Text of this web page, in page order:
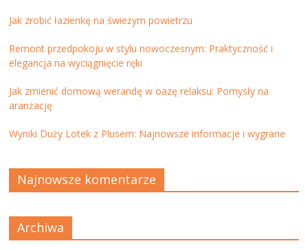
Jak zrobić łazienkę na świeżym powietrzu
Remont przedpokoju w stylu nowoczesnym: Praktyczność i
elegancja na wyciągnięcie ręki
Jak zmienić domową werandę w oazę relaksu: Pomysły na
aranżację
Wyniki Duży Lotek z Plusem: Najnowsze informacje i wygrane
Najnowsze komentarze
Archiwa